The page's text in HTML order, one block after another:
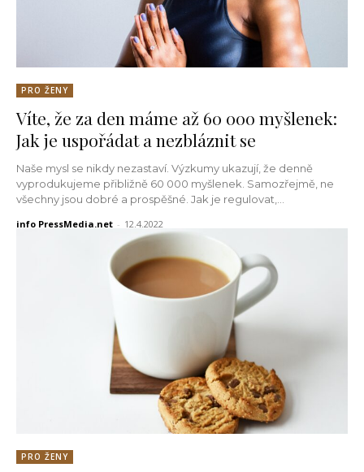
PRO ŽENY
Víte, že za den máme až 60 000 myšlenek:
Jak je uspořádat a nezbláznit se
Naše mysl se nikdy nezastaví. Výzkumy ukazují, že denně
vyprodukujeme přibližně 60 000 myšlenek. Samozřejmě, ne
všechny jsou dobré a prospěšné. Jak je regulovat,...
info PressMedia.net - 12.4.2022
PRO ŽENY